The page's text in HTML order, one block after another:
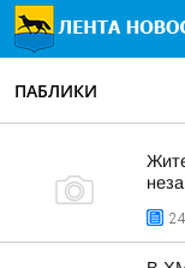
ПАБЛИКИ